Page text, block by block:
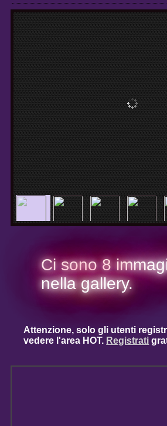
Ci sono 8
nella gallery.
Attenzione, solo gli utenti
vedere l'area HOT. Registrati